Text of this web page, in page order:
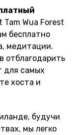
Wua Forest
бесплатно
медитации.
отблагодарить
для самых
хоста и
будучи
мы легко